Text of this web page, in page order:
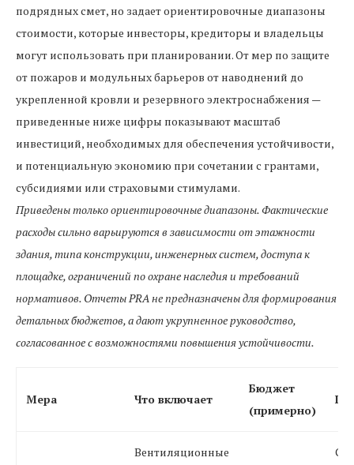
подрядных смет, но задает ориентировочные диапазоны
стоимости, которые инвесторы, кредиторы и владельцы
могут использовать при планировании. От мер по защите
от пожаров и модульных барьеров от наводнений до
укрепленной кровли и резервного электроснабжения —
приведенные ниже цифры показывают масштаб
инвестиций, необходимых для обеспечения устойчивости,
и потенциальную экономию при сочетании с грантами,
субсидиями или страховыми стимулами.
Приведены только ориентировочные диапазоны. Фактические
расходы сильно варьируются в зависимости от этажности
здания, типа конструкции, инженерных систем, доступа к
площадке, ограничений по охране наследия и требований
нормативов. Отчеты PRA не предназначены для формирования
детальных бюджетов, а дают укрупненное руководство,
согласованное с возможностями повышения устойчивости.
Мера Что включает
Бюджет
(примерно)
Вентиляционные